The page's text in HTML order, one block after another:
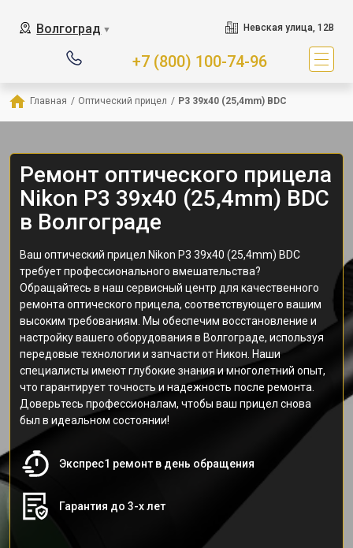
Волгоград ▼ Невская улица, 12В
+7 (800) 100-74-96
Главная / Оптический прицел / P3 39x40 (25,4mm) BDC
Ремонт оптического прицела
Nikon P3 39x40 (25,4mm) BDC
в Волгограде
Ваш оптический прицел Nikon P3 39x40 (25,4mm) BDC
требует профессионального вмешательства?
Обращайтесь в наш сервисный центр для качественного
ремонта оптического прицела, соответствующего вашим
высоким требованиям. Мы обеспечим восстановление и
настройку вашего оборудования в Волгограде, используя
передовые технологии и запчасти от Никон. Наши
специалисты имеют глубокие знания и многолетний опыт,
что гарантирует точность и надежность после ремонта.
Доверьтесь профессионалам, чтобы ваш прицел снова
был в идеальном состоянии!
Экспрес1 ремонт в день обращения
Гарантия до 3-х лет